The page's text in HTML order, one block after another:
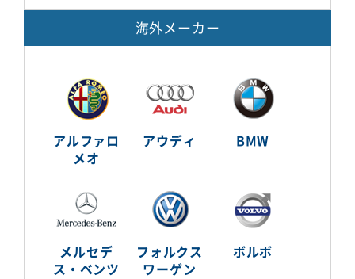
海外メーカー
アルファロ
メオ
アウディ BMW
メルセデ
ス・ベンツ
フォルクス
ワーゲン
ボルボ